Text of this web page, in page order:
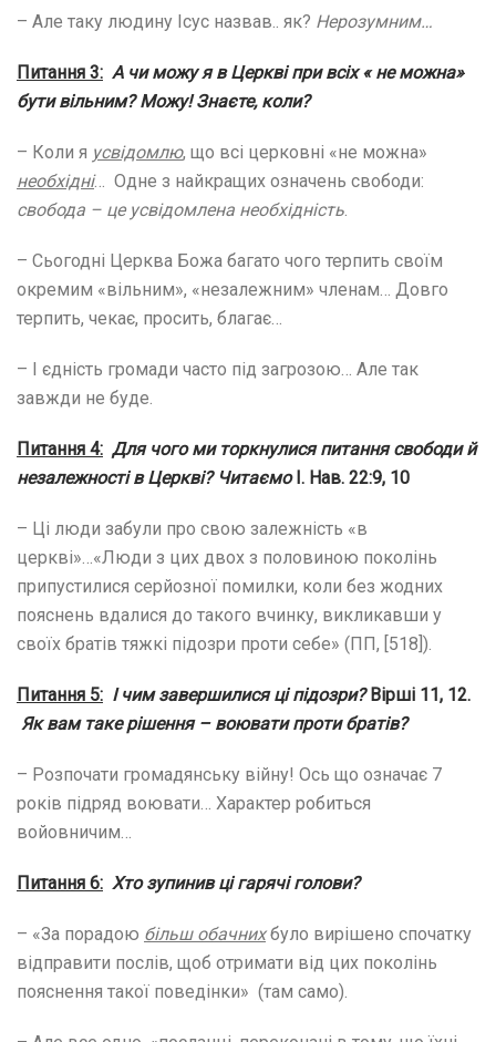
– Але таку людину Ісус назвав.. як? Нерозумним…
Питання 3: А чи можу я в Церкві при всіх « не можна»
бути вільним? Можу! Знаєте, коли?
– Коли я усвідомлю, що всі церковні «не можна»
необхідні… Одне з найкращих означень свободи:
свобода – це усвідомлена необхідність.
– Сьогодні Церква Божа багато чого терпить своїм
окремим «вільним», «незалежним» членам… Довго
терпить, чекає, просить, благає…
– І єдність громади часто під загрозою… Але так
завжди не буде.
Питання 4: Для чого ми торкнулися питання свободи й
незалежності в Церкві? Читаємо І. Нав. 22:9, 10
– Ці люди забули про свою залежність «в
церкві»…«Люди з цих двох з половиною поколінь
припустилися серйозної помилки, коли без жодних
пояснень вдалися до такого вчинку, викликавши у
своїх братів тяжкі підозри проти себе» (ПП, [518]).
Питання 5: І чим завершилися ці підозри? Вірші 11, 12.
Як вам таке рішення – воювати проти братів?
– Розпочати громадянську війну! Ось що означає 7
років підряд воювати… Характер робиться
войовничим…
Питання 6: Хто зупинив ці гарячі голови?
– «За порадою більш обачнихбуло вирішено спочатку
відправити послів, щоб отримати від цих поколінь
пояснення такої поведінки» (там само).